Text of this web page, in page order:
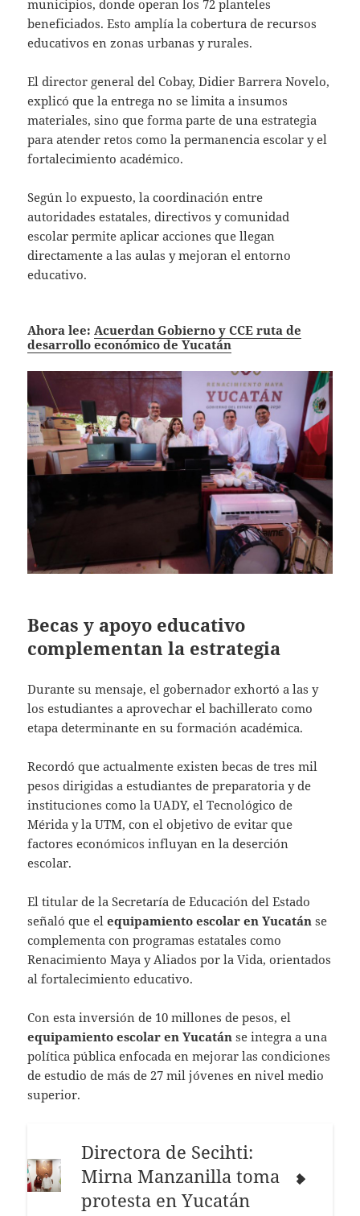
municipios, donde operan los 72 planteles
beneficiados. Esto amplía la cobertura de recursos
educativos en zonas urbanas y rurales.
El director general del Cobay, Didier Barrera Novelo,
explicó que la entrega no se limita a insumos
materiales, sino que forma parte de una estrategia
para atender retos como la permanencia escolar y el
fortalecimiento académico.
Según lo expuesto, la coordinación entre
autoridades estatales, directivos y comunidad
escolar permite aplicar acciones que llegan
directamente a las aulas y mejoran el entorno
educativo.
Ahora lee: Acuerdan Gobierno y CCE ruta de
desarrollo económico de Yucatán
Becas y apoyo educativo
complementan la estrategia
Durante su mensaje, el gobernador exhortó a las y
los estudiantes a aprovechar el bachillerato como
etapa determinante en su formación académica.
Recordó que actualmente existen becas de tres mil
pesos dirigidas a estudiantes de preparatoria y de
instituciones como la UADY, el Tecnológico de
Mérida y la UTM, con el objetivo de evitar que
factores económicos influyan en la deserción
escolar.
El titular de la Secretaría de Educación del Estado
señaló que elequipamiento escolar en Yucatán se
complementa con programas estatales como
Renacimiento Maya y Aliados por la Vida, orientados
al fortalecimiento educativo.
Con esta inversión de 10 millones de pesos, el
equipamiento escolar en Yucatán se integra a una
política pública enfocada en mejorar las condiciones
de estudio de más de 27 mil jóvenes en nivel medio
superior.
Directora de Secihti:
Mirna Manzanilla toma
protesta en Yucatán